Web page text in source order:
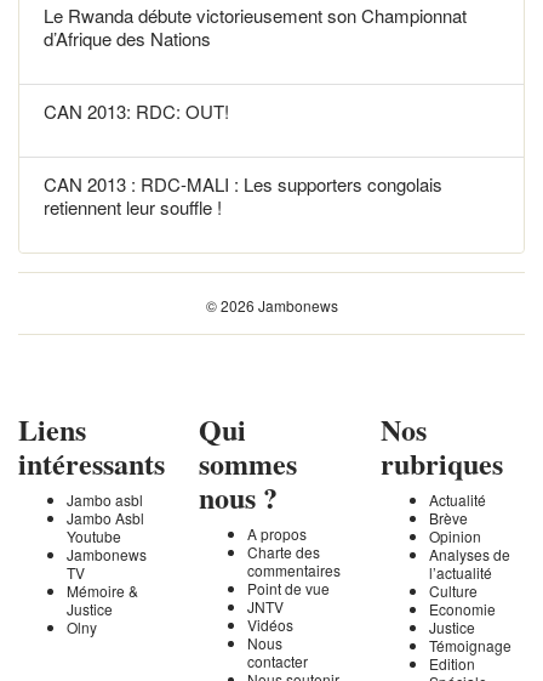
Le Rwanda débute victorieusement son Championnat
d’Afrique des Nations
CAN 2013: RDC: OUT!
CAN 2013 : RDC-MALI : Les supporters congolais
retiennent leur souffle !
© 2026 Jambonews
Liens
intéressants
Jambo asbl
Jambo Asbl
Youtube
Jambonews
TV
Mémoire &
Justice
Olny
Qui
sommes
nous ?
A propos
Charte des
commentaires
Point de vue
JNTV
Vidéos
Nous
contacter
Nos
rubriques
Actualité
Brève
Opinion
Analyses de
l’actualité
Culture
Economie
Justice
Témoignage
Edition